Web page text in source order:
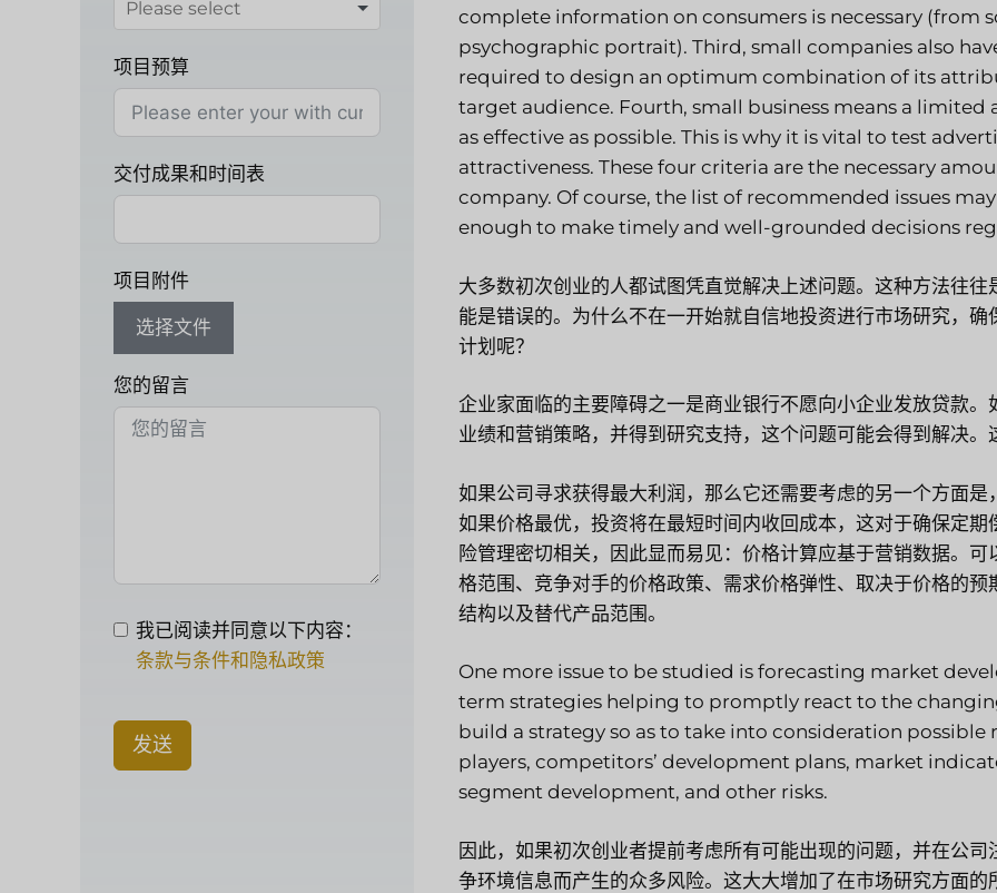
complete information on consumers is necessary (from
psychographic portrait). Third, small companies also
required to design an optimum combination of its
target audience. Fourth, small business means a
as effective as possible. This is why it is vital to test
attractiveness. These four criteria are the necessary
company. Of course, the list of recommended issues
enough to make timely and well-grounded decisions
大多数初次创业的人都试图凭直觉解决上述问题。这种方法往
能是错误的。为什么不在一开始就自信地投资进行市场研究，
计划呢？
企业家面临的主要障碍之一是商业银行不愿向小企业发放贷款
业绩和营销策略，并得到研究支持，这个问题可能会得到解决
如果公司寻求获得最大利润，那么它还需要考虑的另一个方面
如果价格最优，投资将在最短时间内收回成本，这对于确保定
险管理密切相关，因此显而易见：价格计算应基于营销数据。
格范围、竞争对手的价格政策、需求价格弹性、取决于价格的
结构以及替代产品范围。
One more issue to be studied is forecasting market
term strategies helping to promptly react to the
build a strategy so as to take into consideration
players, competitors’ development plans, market
segment development, and other risks.
因此，如果初次创业者提前考虑所有可能出现的问题，并在公
争环境信息而产生的众多风险。这大大增加了在市场研究方面
项目预算
交付成果和时间表
项目附件
选择文件
您的留言
我已阅读并同意以下内容：
条款与条件和隐私政策
发送